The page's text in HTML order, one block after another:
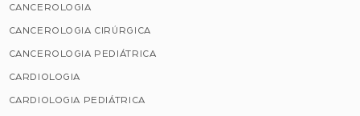
CANCEROLOGIA
CANCEROLOGIA CIRÚRGICA
CANCEROLOGIA PEDIÁTRICA
CARDIOLOGIA
CARDIOLOGIA PEDIÁTRICA